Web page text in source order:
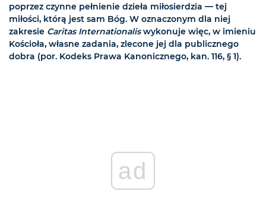
poprzez czynne pełnienie dzieła miłosierdzia — tej
miłości, którą jest sam Bóg. W oznaczonym dla niej
zakresie Caritas Internationaliswykonuje więc, w imieniu
Kościoła, własne zadania, zlecone jej dla publicznego
dobra (por. Kodeks Prawa Kanonicznego, kan. 116, § 1).
ad